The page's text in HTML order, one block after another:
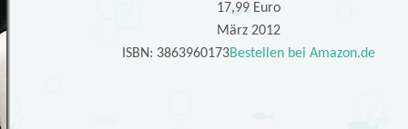
17,99 Euro
März 2012
ISBN: 3863960173Bestellen bei Amazon.de